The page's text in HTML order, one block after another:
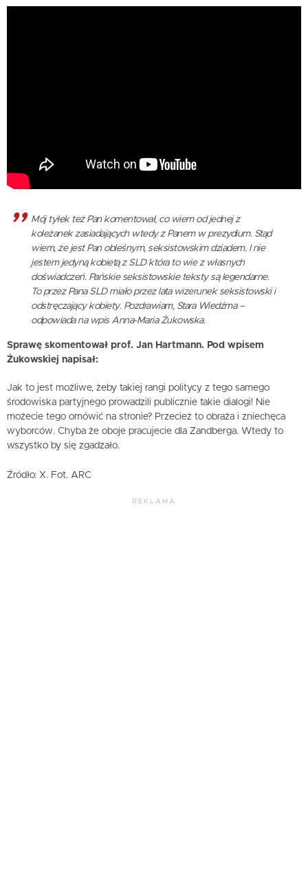
Mój tyłek też Pan komentował, co wiem od jednej z
koleżanek zasiadających wtedy z Panem w prezydium. Stąd
wiem, że jest Pan obleśnym, seksistowskim dziadem. I nie
jestem jedyną kobietą z SLD która to wie z własnych
doświadczeń. Pańskie seksistowskie teksty są legendarne.
To przez Pana SLD miało przez lata wizerunek seksistowski i
odstręczający kobiety. Pozdrawiam, Stara Wiedźma –
odpowiada na wpis Anna-Maria Żukowska.
Sprawę skomentował prof. Jan Hartmann. Pod wpisem
Żukowskiej napisał:
Jak to jest możliwe, żeby takiej rangi politycy z tego samego
środowiska partyjnego prowadzili publicznie takie dialogi! Nie
możecie tego omówić na stronie? Przecież to obraża i zniechęca
wyborców. Chyba że oboje pracujecie dla Zandberga. Wtedy to
wszystko by się zgadzało.
Źródło: X. Fot. ARC
REKLAMA